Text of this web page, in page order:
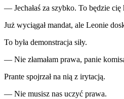
— Jechałaś za szybko. To będzie
Już wyciągał mandat, ale Leonie
To była demonstracja siły.
— Nie złamałam prawa, panie
Prante spojrzał na nią z irytacją.
— Nie musisz nas uczyć prawa.